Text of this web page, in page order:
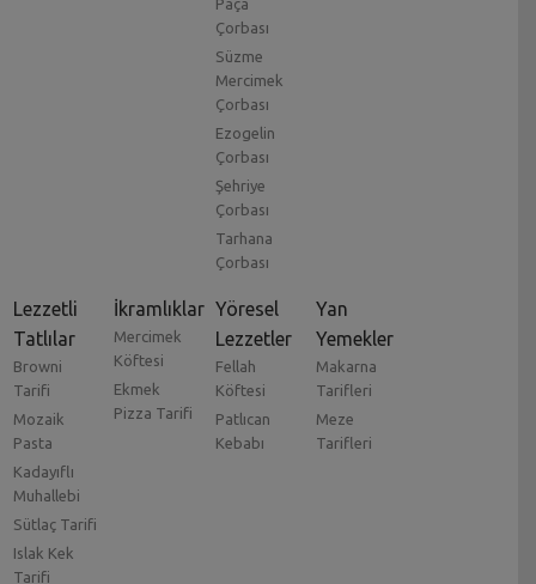
Paça
Çorbası
Süzme
Mercimek
Çorbası
Ezogelin
Çorbası
Şehriye
Çorbası
Tarhana
Çorbası
Lezzetli
Tatlılar
Browni
Tarifi
Mozaik
Pasta
Kadayıflı
Muhallebi
Sütlaç Tarifi
Islak Kek
Tarifi
İkramlıklar
Mercimek
Köftesi
Ekmek
Pizza Tarifi
Yöresel
Lezzetler
Fellah
Köftesi
Patlıcan
Kebabı
Yan
Yemekler
Makarna
Tarifleri
Meze
Tarifleri